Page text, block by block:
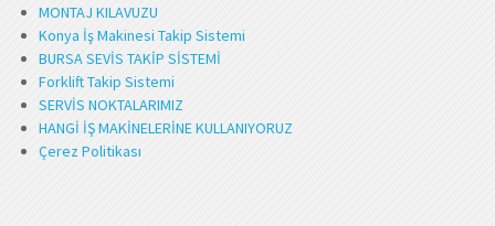
MONTAJ KILAVUZU
Konya İş Makinesi Takip Sistemi
BURSA SEVİS TAKİP SİSTEMİ
Forklift Takip Sistemi
SERVİS NOKTALARIMIZ
HANGİ İŞ MAKİNELERİNE KULLANIYORUZ
Çerez Politikası